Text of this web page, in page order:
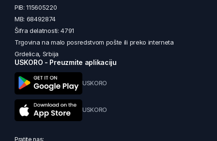
PIB: 115605220
MB: 68492874
Šifra delatnosti: 4791
Trgovina na malo posredstvom pošte ili preko interneta
Grdelica, Srbija
USKORO - Preuzmite aplikaciju
USKORO
USKORO
Pratite nas: